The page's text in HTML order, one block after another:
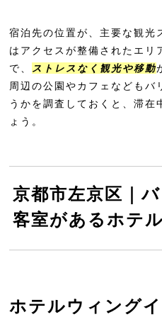
宿泊先の位置が、主要な観光
はアクセスが整備されたエリ
で、 ストレスなく観光や移動
周辺の公園やカフェなどもバ
うかを調査しておくと、滞在
ょう。
京都市左京区｜
客室があるホテ
ホテルウィング